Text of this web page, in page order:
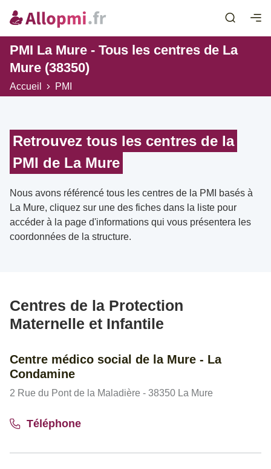
PMI La Mure - Tous les centres de La
Mure (38350)
Accueil PMI
Retrouvez tous les centres de la
PMI de La Mure
Nous avons référencé tous les centres de la PMI basés à
La Mure, cliquez sur une des fiches dans la liste pour
accéder à la page d'informations qui vous présentera les
coordonnées de la structure.
Centres de la Protection
Maternelle et Infantile
Centre médico social de la Mure - La
Condamine
2 Rue du Pont de la Maladière - 38350 La Mure
Téléphone